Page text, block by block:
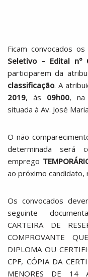
Ficam convocados
Seletivo – Edital nº
participarem da
classificação. A
2019, às 09h00, na
situada à Av. José
O não
determinada será
emprego
ao próximo candidato,
Os convocados
seguinte
CARTEIRA DE
COMPROVANTE
DIPLOMA OU
CPF, CÓPIA DA
MENORES DE 14